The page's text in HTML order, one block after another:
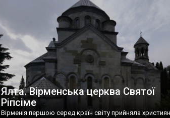
називаються «повстяками» (postaki)…” “Вино. Крим
виробляє відмінне вино і його вдосталь: воно все
легке біле і дуже […]
Ялта. Вірменська церква Святої
Ріпсіме
Вірменія першою серед країн світу прийняла